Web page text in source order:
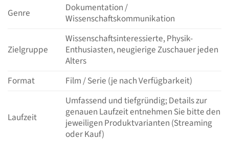
Genre
Dokumentation /
Wissenschaftskommunikation
Zielgruppe
Wissenschaftsinteressierte, Physik-
Enthusiasten, neugierige Zuschauer jeden
Alters
Format
Film / Serie (je nach Verfügbarkeit)
Laufzeit
Umfassend und tiefgründig; Details zur
genauen Laufzeit entnehmen Sie bitte den
jeweiligen Produktvarianten (Streaming
oder Kauf)